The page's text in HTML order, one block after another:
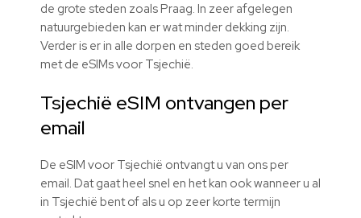
de grote steden zoals Praag. In zeer afgelegen
natuurgebieden kan er wat minder dekking zijn.
Verder is er in alle dorpen en steden goed bereik
met de eSIMsvoor Tsjechië.
Tsjechië eSIM ontvangen per
email
De eSIM voor Tsjechië ontvangt u van ons per
email. Dat gaat heel snel en het kan ook wanneer u al
in Tsjechië bent of als u op zeer korte termijn